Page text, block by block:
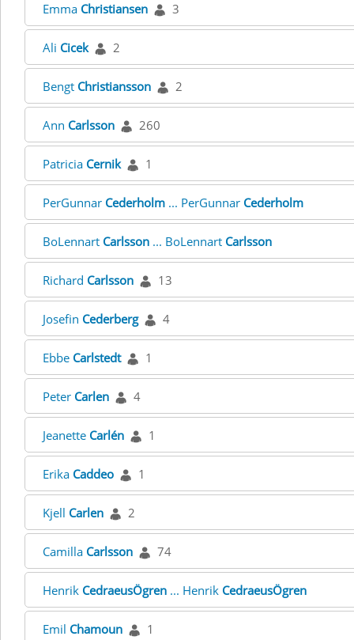
Emma Christiansen 3
Ali Cicek 2
Bengt Christiansson 2
Ann Carlsson 260
Patricia Cernik 1
PerGunnar Cederholm ... PerGunnar Cederholm
BoLennart Carlsson ... BoLennart Carlsson
Richard Carlsson 13
Josefin Cederberg 4
Ebbe Carlstedt 1
Peter Carlen 4
Jeanette Carlén 1
Erika Caddeo 1
Kjell Carlen 2
Camilla Carlsson 74
Henrik CedraeusÖgren ... Henrik CedraeusÖgren
Emil Chamoun 1